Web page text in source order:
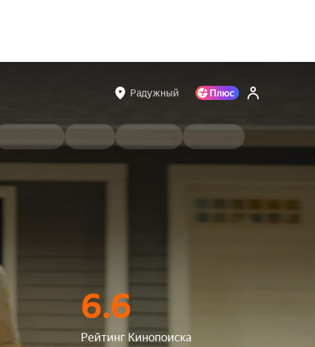
Радужный
6.6
Рейтинг Кинопоиска